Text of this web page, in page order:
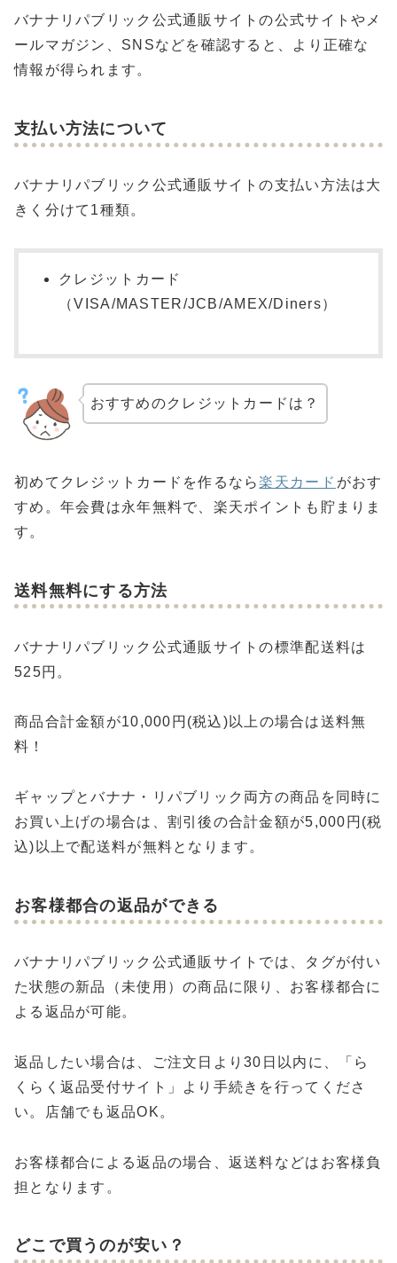
バナナリパブリック公式通販サイトの公式サイトやメ
ールマガジン、SNSなどを確認すると、より正確な
情報が得られます。
支払い方法について
バナナリパブリック公式通販サイトの支払い方法は大
きく分けて1種類。
クレジットカード
（VISA/MASTER/JCB/AMEX/Diners）
おすすめのクレジットカードは？
初めてクレジットカードを作るなら楽天カード がおす
すめ。年会費は永年無料で、楽天ポイントも貯まりま
す。
送料無料にする方法
バナナリパブリック公式通販サイトの標準配送料は
525円。
商品合計金額が10,000円(税込)以上の場合は送料無
料！
ギャップとバナナ・リパブリック両方の商品を同時に
お買い上げの場合は、割引後の合計金額が5,000円(税
込)以上で配送料が無料となります。
お客様都合の返品ができる
バナナリパブリック公式通販サイトでは、タグが付い
た状態の新品（未使用）の商品に限り、お客様都合に
よる返品が可能。
返品したい場合は、ご注文日より30日以内に、「ら
くらく返品受付サイト」より手続きを行ってくださ
い。店舗でも返品OK。
お客様都合による返品の場合、返送料などはお客様負
担となります。
どこで買うのが安い？